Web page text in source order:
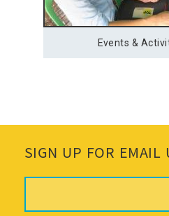
Events &
SIGN UP FOR EMAIL